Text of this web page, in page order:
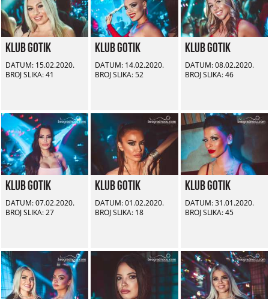
Klub Gotik
DATUM: 15.02.2020.
BROJ SLIKA: 41
Klub Gotik
DATUM: 14.02.2020.
BROJ SLIKA: 52
Klub Gotik
DATUM: 08.02.2020.
BROJ SLIKA: 46
Klub Gotik
DATUM: 07.02.2020.
BROJ SLIKA: 27
Klub Gotik
DATUM: 01.02.2020.
BROJ SLIKA: 18
Klub Gotik
DATUM: 31.01.2020.
BROJ SLIKA: 45